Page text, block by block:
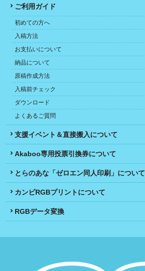
ご利用ガイド
初めての方へ
入稿方法
お支払いについて
納品について
原稿作成方法
入稿前チェック
ダウンロード
よくあるご質問
支援イベント＆直接搬入について
Akaboo専用投票引換券について
とらのあな「ゼロエン同人印刷」について
カンビRGBプリントについて
RGBデータ変換